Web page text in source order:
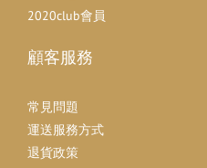
2020club會員
顧客服務
常見問題
運送服務方式
退貨政策